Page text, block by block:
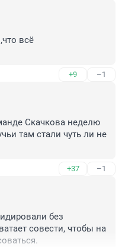
всё
+9 –1
Скачкова неделю
там стали чуть ли не
+37 –1
без
совести, чтобы на